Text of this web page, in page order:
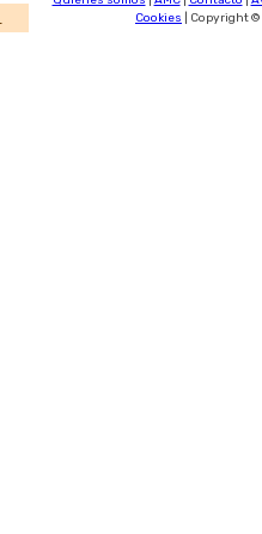
Cookies | Copyright